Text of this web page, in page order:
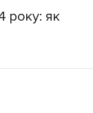
року: як